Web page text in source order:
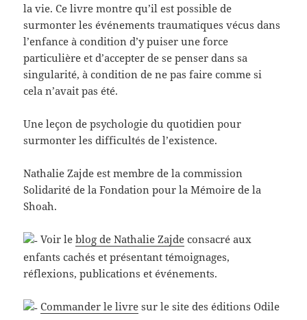
la vie. Ce livre montre qu’il est possible de
surmonter les événements traumatiques vécus dans
l’enfance à condition d’y puiser une force
particulière et d’accepter de se penser dans sa
singularité, à condition de ne pas faire comme si
cela n’avait pas été.
Une leçon de psychologie du quotidien pour
surmonter les difficultés de l’existence.
Nathalie Zajde est membre de la commission
Solidarité de la Fondation pour la Mémoire de la
Shoah.
Voir leblog de Nathalie Zajde consacré aux
enfants cachés et présentant témoignages,
réflexions, publications et événements.
Commander le livre sur le site des éditions Odile